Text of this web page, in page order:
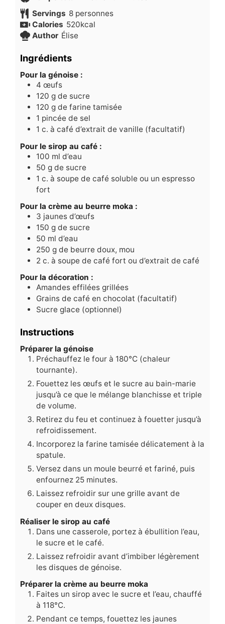
Servings 8 personnes
Calories 520kcal
Author Élise
Ingrédients
Pour la génoise :
4 œufs
120 g de sucre
120 g de farine tamisée
1 pincée de sel
1 c. à café d’extrait de vanille (facultatif)
Pour le sirop au café :
100 ml d’eau
50 g de sucre
1 c. à soupe de café soluble ou un espresso
fort
Pour la crème au beurre moka :
3 jaunes d’œufs
150 g de sucre
50 ml d’eau
250 g de beurre doux, mou
2 c. à soupe de café fort ou d’extrait de café
Pour la décoration :
Amandes effilées grillées
Grains de café en chocolat (facultatif)
Sucre glace (optionnel)
Instructions
Préparer la génoise
Préchauffez le four à 180°C (chaleur
tournante).
Fouettez les œufs et le sucre au bain-marie
jusqu’à ce que le mélange blanchisse et triple
de volume.
Retirez du feu et continuez à fouetter jusqu’à
refroidissement.
Incorporez la farine tamisée délicatement à la
spatule.
Versez dans un moule beurré et fariné, puis
enfournez 25 minutes.
Laissez refroidir sur une grille avant de
couper en deux disques.
Réaliser le sirop au café
Dans une casserole, portez à ébullition l’eau,
le sucre et le café.
Laissez refroidir avant d’imbiber légèrement
les disques de génoise.
Préparer la crème au beurre moka
Faites un sirop avec le sucre et l’eau, chauffé
à 118°C.
Pendant ce temps, fouettez les jaunes